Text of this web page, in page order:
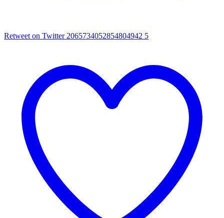
Retweet on Twitter 2065734052854804942 5